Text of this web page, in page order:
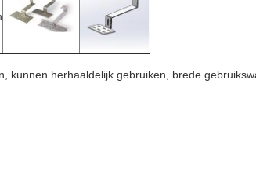
kunnen herhaaldelijk gebruiken, brede